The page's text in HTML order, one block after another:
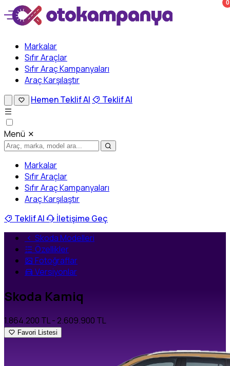
Markalar
Sıfır Araçlar
Sıfır Araç Kampanyaları
Araç Karşılaştır
0
Hemen Teklif Al Teklif Al
Menü
Markalar
Sıfır Araçlar
Sıfır Araç Kampanyaları
Araç Karşılaştır
Teklif Al
İletişime Geç
Skoda Modelleri
Özellikler
Fotoğraflar
Versiyonlar
Skoda Kamiq
1.864.200 TL- 2.609.900 TL
Favori Listesi